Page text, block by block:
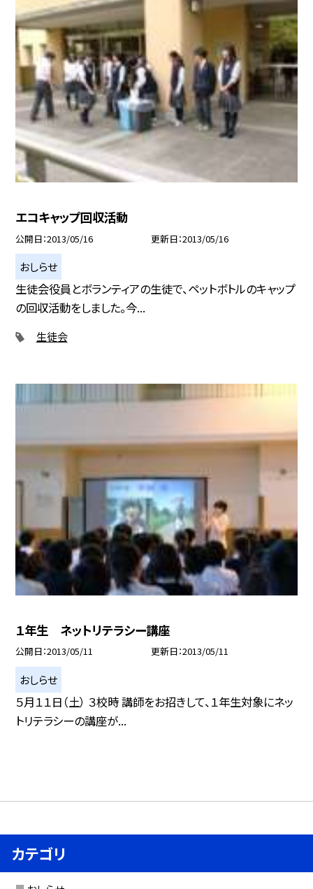
エコキャップ回収活動
公開日 2013/05/16 更新日 2013/05/16
おしらせ
生徒会役員とボランティアの生徒で、ペットボトルのキャップ
の回収活動をしました。今...
生徒会
１年生 ネットリテラシー講座
公開日 2013/05/11 更新日 2013/05/11
おしらせ
５月１１日（土） ３校時 講師をお招きして、１年生対象にネッ
トリテラシーの講座が...
カテゴリ